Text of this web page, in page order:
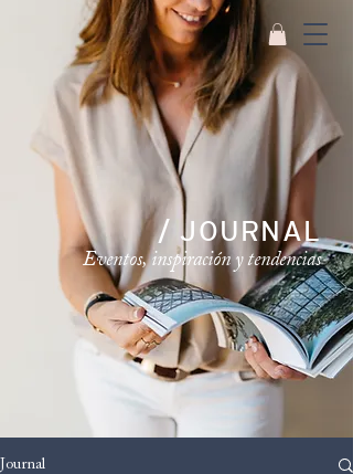
/ JOURNAL
Eventos, inspiración y tendencias
Journal